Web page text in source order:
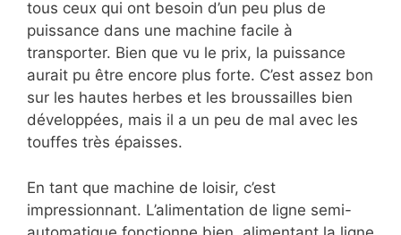
tous ceux qui ont besoin d’un peu plus de
puissance dans une machine facile à
transporter. Bien que vu le prix, la puissance
aurait pu être encore plus forte. C’est assez bon
sur les hautes herbes et les broussailles bien
développées, mais il a un peu de mal avec les
touffes très épaisses.
En tant que machine de loisir, c’est
impressionnant. L’alimentation de ligne semi-